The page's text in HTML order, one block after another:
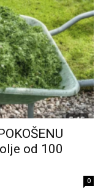
od 100
0